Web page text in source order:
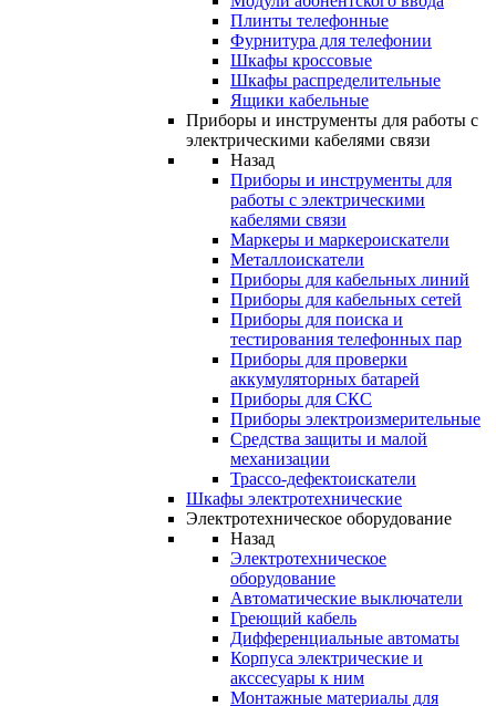
Плинты телефонные
Фурнитура для телефонии
Шкафы кроссовые
Шкафы распределительные
Ящики кабельные
Приборы и инструменты для работы с
электрическими кабелями связи
Назад
Приборы и инструменты для
работы с электрическими
кабелями связи
Маркеры и маркероискатели
Металлоискатели
Приборы для кабельных линий
Приборы для кабельных сетей
Приборы для поиска и
тестирования телефонных пар
Приборы для проверки
аккумуляторных батарей
Приборы для СКС
Приборы электроизмерительные
Средства защиты и малой
механизации
Трассо-дефектоискатели
Шкафы электротехнические
Электротехническое оборудование
Назад
Электротехническое
оборудование
Автоматические выключатели
Греющий кабель
Дифференциальные автоматы
Корпуса электрические и
акссесуары к ним
Монтажные материалы для